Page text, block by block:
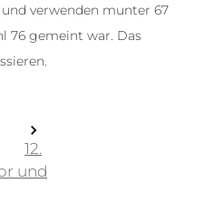
verwenden munter 67
76 gemeint war. Das
12.
und